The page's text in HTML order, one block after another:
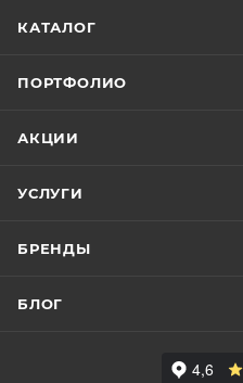
КАТАЛОГ
ПОРТФОЛИО
АКЦИИ
УСЛУГИ
БРЕНДЫ
БЛОГ